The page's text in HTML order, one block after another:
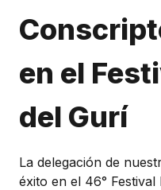
Honorable Concejo
en el
del Gurí
La delegación de
éxito en el 46°